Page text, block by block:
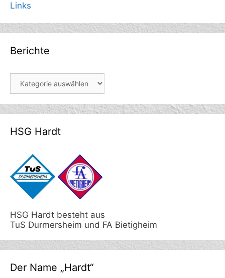
Links
Berichte
HSG Hardt
HSG Hardt besteht aus
TuS Durmersheim und FA Bietigheim
Der Name „Hardt“